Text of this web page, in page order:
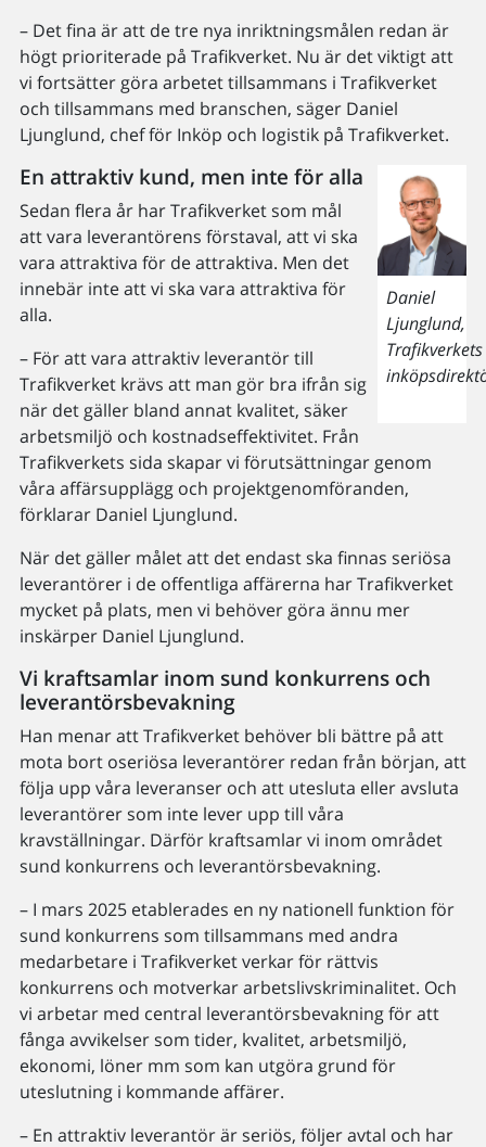
– Det fina är att de tre nya inriktningsmålen redan är
högt prioriterade på Trafikverket. Nu är det viktigt att
vi fortsätter göra arbetet tillsammans i Trafikverket
och tillsammans med branschen, säger Daniel
Ljunglund, chef för Inköp och logistik på Trafikverket.
Daniel
Ljunglund,
Trafikverkets
En attraktiv kund, men inte för alla
Sedan flera år har Trafikverket som mål
att vara leverantörens förstaval, att vi ska
vara attraktiva för de attraktiva. Men det
innebär inte att vi ska vara attraktiva för
alla.
– För att vara attraktiv leverantör till
Trafikverket krävs att man gör bra ifrån sig
när det gäller bland annat kvalitet, säker
arbetsmiljö och kostnadseffektivitet. Från
Trafikverkets sida skapar vi förutsättningar genom
våra affärsupplägg och projektgenomföranden,
förklarar Daniel Ljunglund.
När det gäller målet att det endast ska finnas seriösa
leverantörer i de offentliga affärerna har Trafikverket
mycket på plats, men vi behöver göra ännu mer
inskärper Daniel Ljunglund.
Vi kraftsamlar inom sund konkurrens och
leverantörsbevakning
Han menar att Trafikverket behöver bli bättre på att
mota bort oseriösa leverantörer redan från början, att
följa upp våra leveranser och att utesluta eller avsluta
leverantörer som inte lever upp till våra
kravställningar. Därför kraftsamlar vi inom området
sund konkurrens och leverantörsbevakning.
– I mars 2025 etablerades en ny nationell funktion för
sund konkurrens som tillsammans med andra
medarbetare i Trafikverket verkar för rättvis
konkurrens och motverkar arbetslivskriminalitet. Och
vi arbetar med central leverantörsbevakning för att
fånga avvikelser som tider, kvalitet, arbetsmiljö,
ekonomi, löner mm som kan utgöra grund för
uteslutning i kommande affärer.
– En attraktiv leverantör är seriös, följer avtal och har